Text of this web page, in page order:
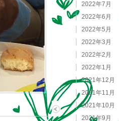
2022年7月
2022年6月
2022年5月
2022年3月
2022年2月
2022年1月
2021年12月
2021年11月
2021年10月
2021年9月